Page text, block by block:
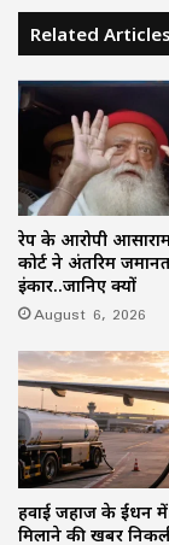
Related Articles
रेप के आरोपी आसाराम
कोर्ट ने अंतरिम
इंकार..जानिए क्यों
August 6, 2026
हवाई जहाज के ईंधन
मिलाने की खबर